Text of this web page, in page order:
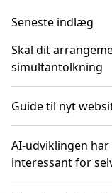
Seneste indlæg
Skal dit
simultantolkning
Guide til nyt
AI-udviklingen
interessant for